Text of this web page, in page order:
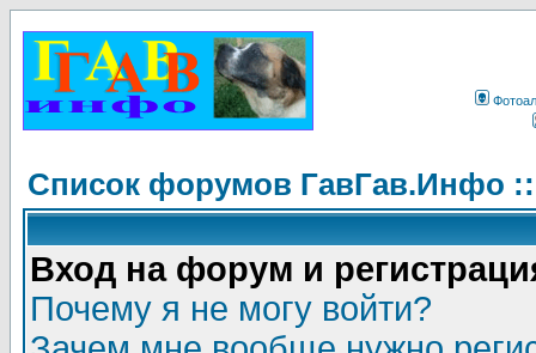
Список форумов ГавГав.Инфо
Вход на форум и
Почему я не могу войти?